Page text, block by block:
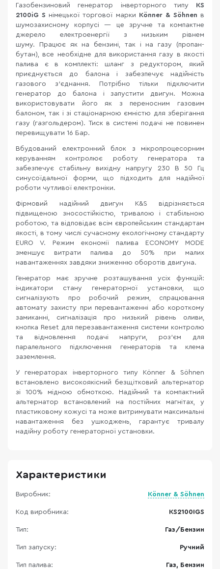
Газобензиновий генератор інверторного типу KS
2100iG S німецької торгової марки Könner & Söhnen в
шумозахисному корпусі — це зручне та компактне
джерело електроенергії з низьким рівнем
шуму. Працює як на бензині, так і на газу (пропан-
бутан), все необхідне для використання газу в якості
палива є в комплекті: шланг з редуктором, який
приєднується до балона і забезпечує надійність
газового з’єднання. Потрібно тільки підключити
генератор до балона і запустити двигун. Можна
використовувати його як з переносним газовим
балоном, так і зі стаціонарною ємністю для зберігання
газу (газгольдером). Тиск в системі подачі не повинен
перевищувати 16 Бар.
Вбудований електронний блок з мікропроцесорним
керуванням контролює роботу генератора та
забезпечує стабільну вихідну напругу 230 В 50 Гц
синусоїдальної форми, що підходить для надійної
роботи чутливої електроніки.
Фірмовий надійний двигун K&S відрізняється
підвищеною зносостійкістю, тривалою і стабільною
роботою, та відповідає всім європейським стандартам
якості, в тому числі сучасному екологічному стандарту
EURO V. Режим економії палива ECONOMY MODE
зменшує витрати палива до 50% при малих
навантаженнях завдяки зниженню оборотів двигуна.
Генератор має зручне розташування усіх функцій:
індикатори стану генераторної установки, що
сигналізують про робочий режим, спрацювання
автомату захисту при перевантаженні або короткому
замиканні, сигналізація про низький рівень оливи,
кнопка Reset для перезавантаження системи контролю
та відновлення подачі напруги, роз’єм для
паралельного підключення генераторів та клема
заземлення.
У генераторах інверторного типу Könner & Söhnen
встановлено високоякісний безщітковий альтернатор
зі 100% мідною обмоткою. Надійний та компактний
альтернатор встановлений на постійних магнітах, у
пластиковому кожусі та може витримувати максимальні
навантаження без ушкоджень, гарантує тривалу
надійну роботу генераторної установки.
Характеристики
Виробник: Könner & Söhnen
Код виробника: KS2100IGS
Тип: Газ/Бензин
Тип запуску: Ручний
Тип палива: Газ, Бензин